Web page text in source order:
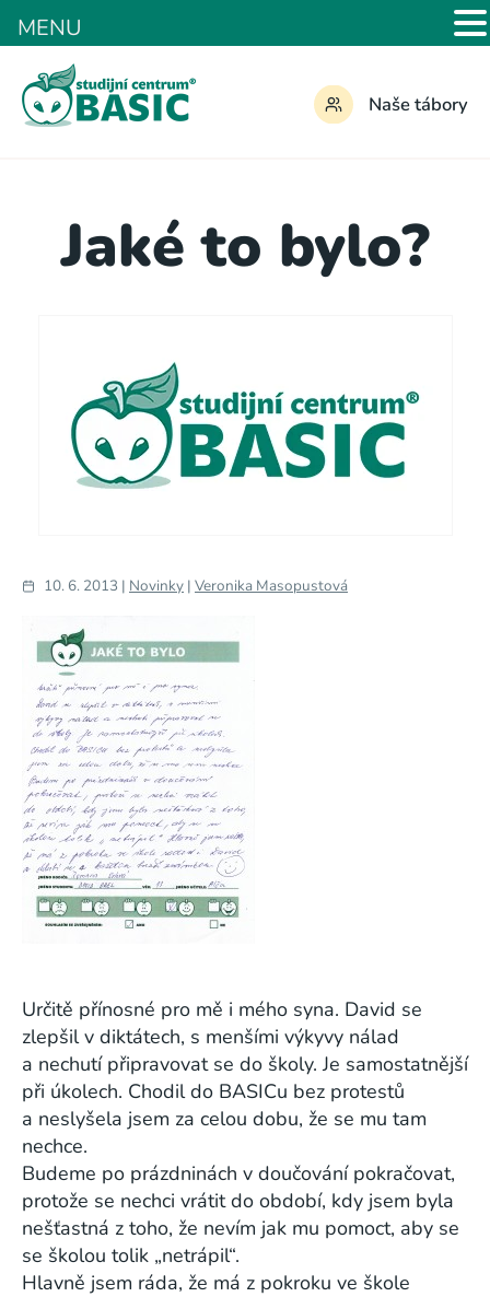
Naše tábory
Jaké to bylo?
10. 6. 2013 | Novinky | Veronika Masopustová
Určitě přínosné pro mě i mého syna. David se
zlepšil v diktátech, s menšími výkyvy nálad
a nechutí připravovat se do školy. Je samostatnější
při úkolech. Chodil do BASICu bez protestů
a neslyšela jsem za celou dobu, že se mu tam
nechce.
Budeme po prázdninách v doučování pokračovat,
protože se nechci vrátit do období, kdy jsem byla
nešťastná z toho, že nevím jak mu pomoct, aby se
se školou tolik „netrápil“.
Hlavně jsem ráda, že má z pokroku ve škole
MENU